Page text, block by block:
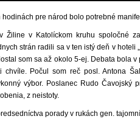
hodinách pre národ bolo potrebné
v Katolíckom kruhu spoločné
strán radili sa v ten istý deň v
som sa až okolo 5-ej. Debata bola
chvíle. Počul som reč posl. Antona
výbor. Poslanec Rudo Čavojský
z neistoty.
porady v rukách gen.